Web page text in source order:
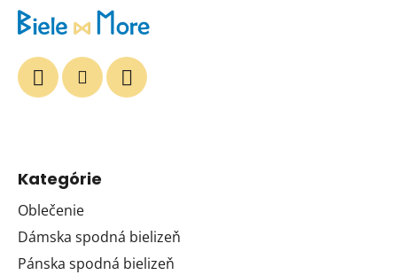
Kategórie
Oblečenie
Dámska spodná bielizeň
Pánska spodná bielizeň